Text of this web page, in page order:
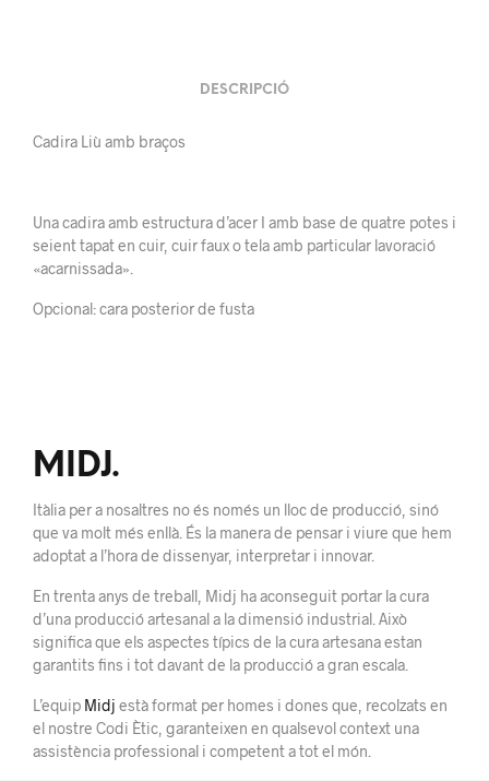
DESCRIPCIÓ
Cadira Liù amb braços
Una cadira amb estructura d’acer I amb base de quatre potes i
seient tapat en cuir, cuir faux o tela amb particular lavoració
«acarnissada».
Opcional: cara posterior de fusta
MIDJ.
Itàlia per a nosaltres no és només un lloc de producció, sinó
que va molt més enllà. És la manera de pensar i viure que hem
adoptat a l’hora de dissenyar, interpretar i innovar.
En trenta anys de treball, Midj ha aconseguit portar la cura
d’una producció artesanal a la dimensió industrial. Això
significa que els aspectes típics de la cura artesana estan
garantits fins i tot davant de la producció a gran escala.
L’equip Midj està format per homes i dones que, recolzats en
el nostre Codi Ètic, garanteixen en qualsevol context una
assistència professional i competent a tot el món.